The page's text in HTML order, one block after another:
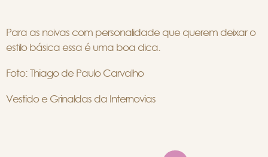
Para as noivas com personalidade que querem deixar o
estilo básica essa é uma boa dica.
Foto: Thiago de Paulo Carvalho
Vestido e Grinaldas da Internovias